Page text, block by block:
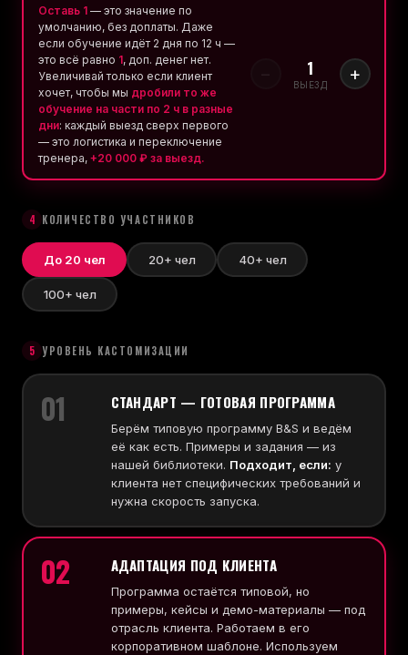
Оставь 1— это значение по
умолчанию, без доплаты. Даже
если обучение идёт 2 дня по 12 ч —
это всё равно 1, доп. денег нет.
Увеличивай только если клиент
хочет, чтобы мы дробили то же
обучение на части по 2 ч в разные
дни: каждый выезд сверх первого
— это логистика и переключение
тренера, +20 000 ₽ за выезд.
1
ВЫЕЗД
+
4 КОЛИЧЕСТВО УЧАСТНИКОВ
До 20 чел 20+ чел 40+ чел
100+ чел
5 УРОВЕНЬ КАСТОМИЗАЦИИ
01 СТАНДАРТ — ГОТОВАЯ ПРОГРАММА
Берём типовую программу B&S и ведём
её как есть. Примеры и задания — из
нашей библиотеки. Подходит, если: у
клиента нет специфических требований и
нужна скорость запуска.
02 АДАПТАЦИЯ ПОД КЛИЕНТА
Программа остаётся типовой, но
примеры, кейсы и демо-материалы — под
отрасль клиента. Работаем в его
корпоративном шаблоне. Используем